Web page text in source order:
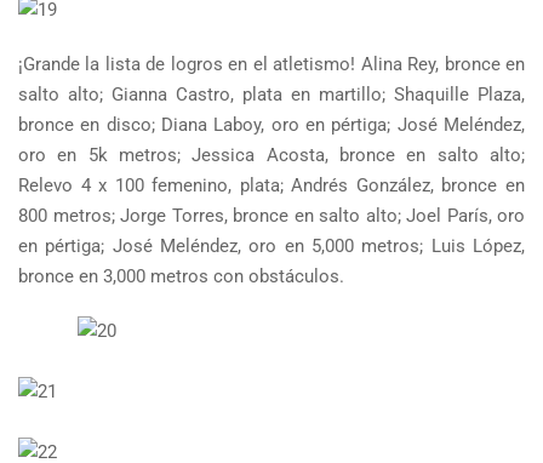
¡Grande la lista de logros en el atletismo! Alina Rey, bronce en
salto alto; Gianna Castro, plata en martillo; Shaquille Plaza,
bronce en disco; Diana Laboy, oro en pértiga; José Meléndez,
oro en 5k metros; Jessica Acosta, bronce en salto alto;
Relevo 4 x 100 femenino, plata; Andrés González, bronce en
800 metros; Jorge Torres, bronce en salto alto; Joel París, oro
en pértiga; José Meléndez, oro en 5,000 metros; Luis López,
bronce en 3,000 metros con obstáculos.